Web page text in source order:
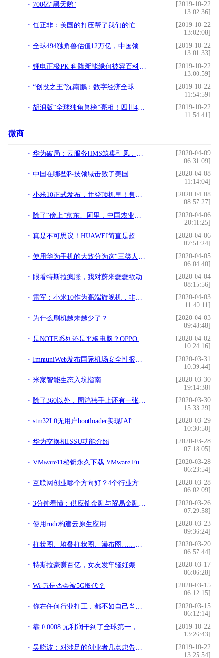
700亿"黑天鹅"
[2019-10-22
13:02:36]
任正非：美国的打压帮了我们的忙，中美贸易战后员工没减少反而增加了
[2019-10-22
13:02:08]
全球494独角兽估值12万亿，中国领先美国合占86.8%多创新强国不济
[2019-10-22
13:01:33]
锂电正极PK 科隆新能缘何被容百科技逆袭
[2019-10-22
13:00:59]
“创投之王”沈南鹏：数字经济全球化、多领域渗透明显
[2019-10-22
11:54:59]
胡润版“全球独角兽榜”亮相！四川4家企业上榜（附完整榜单）丨川商关注
[2019-10-22
11:54:41]
微商
华为破局：云服务HMS筑巢引凤，终端以生态论英雄（深度分析）
[2020-04-09
06:31:09]
中国在哪些科技领域击败了美国
[2020-04-08
11:14:04]
小米10正式发布，并登顶机皇！售价3999起步，但这几点你不得不知
[2020-04-08
08:57:27]
除了“傍上”京东、阿里，中国农业还将如何从变革走向伟大？
[2020-04-06
20:11:25]
真是不可思议！HUAWEI简直是超级强大
[2020-04-06
07:51:24]
使用华为手机的大致分为这"三类人"，请对号入座，看看有你吗？
[2020-04-05
06:04:40]
眼看特斯拉疯涨，我对蔚来蠢蠢欲动
[2020-04-04
08:15:56]
雷军：小米10作为高端旗舰机，非常均衡！主要有12大理由
[2020-04-03
11:40:11]
为什么刷机越来越少了？
[2020-04-03
09:48:48]
是NOTE系列还是平板电脑？OPPO 触控笔专利曝光
[2020-04-02
10:24:16]
ImmuniWeb发布国际机场安全性报告 前100有三家值得学习
[2020-03-31
10:39:44]
米家智能生态入坑指南
[2020-03-30
19:14:38]
除了360以外，周鸿祎手上还有一张王炸，在全国拿下上亿的用户
[2020-03-30
15:33:29]
stm32L0无用户bootloader实现IAP
[2020-03-29
10:30:50]
华为交换机ISSU功能介绍
[2020-03-28
07:18:05]
VMware11秘钥永久下载 VMware Fusion Pro中文扩展版
[2020-03-28
06:23:54]
互联网创业哪个方向好？4个行业方向推荐
[2020-03-28
06:02:09]
3分钟看懂：供应链金融与贸易金融、商业保理、区块链...的关系
[2020-03-26
07:29:58]
使用rudr构建云原生应用
[2020-03-23
09:36:24]
柱状图、堆叠柱状图、瀑布图……有什么区别？怎样用Python绘制？
[2020-03-20
06:57:44]
特斯拉豪赚百亿，女友发牢骚妊娠反应严重还要工作，霸道总裁太抠
[2020-03-17
06:06:28]
Wi-Fi是否会被5G取代？
[2020-03-15
06:12:15]
你在任何行业打工，都不如自己当老板，而且门槛非常低。
[2020-03-15
06:12:14]
靠 0.0008 元利润干到了全球第一，这位义乌老板给制造业上了一课
[2019-10-22
13:26:43]
吴晓波：对涉足的创业者几点忠告，农业发生了两个很大的变化
[2019-10-22
13:25:54]